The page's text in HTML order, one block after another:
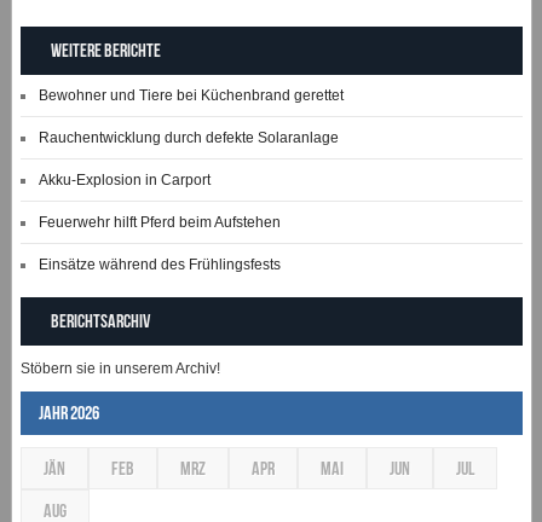
Weitere Berichte
Bewohner und Tiere bei Küchenbrand gerettet
Rauchentwicklung durch defekte Solaranlage
Akku-Explosion in Carport
Feuerwehr hilft Pferd beim Aufstehen
Einsätze während des Frühlingsfests
Berichtsarchiv
Stöbern sie in unserem Archiv!
Jahr 2026
JÄN FEB MRZ APR MAI JUN JUL
AUG